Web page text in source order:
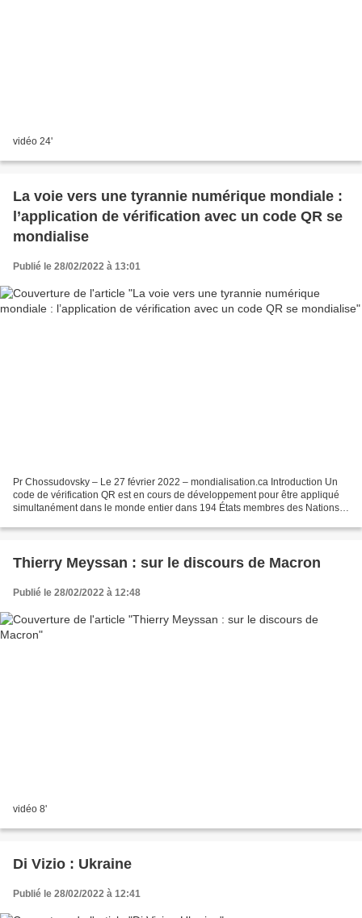
vidéo 24'
La voie vers une tyrannie numérique mondiale :
l’application de vérification avec un code QR se
mondialise
Publié le 28/02/2022 à 13:01
Pr Chossudovsky – Le 27 février 2022 – mondialisation.ca Introduction Un
code de vérification QR est en cours de développement pour être appliqué
simultanément dans le monde entier dans 194 États membres des Nations
Thierry Meyssan : sur le discours de Macron
Publié le 28/02/2022 à 12:48
vidéo 8'
Di Vizio : Ukraine
Publié le 28/02/2022 à 12:41